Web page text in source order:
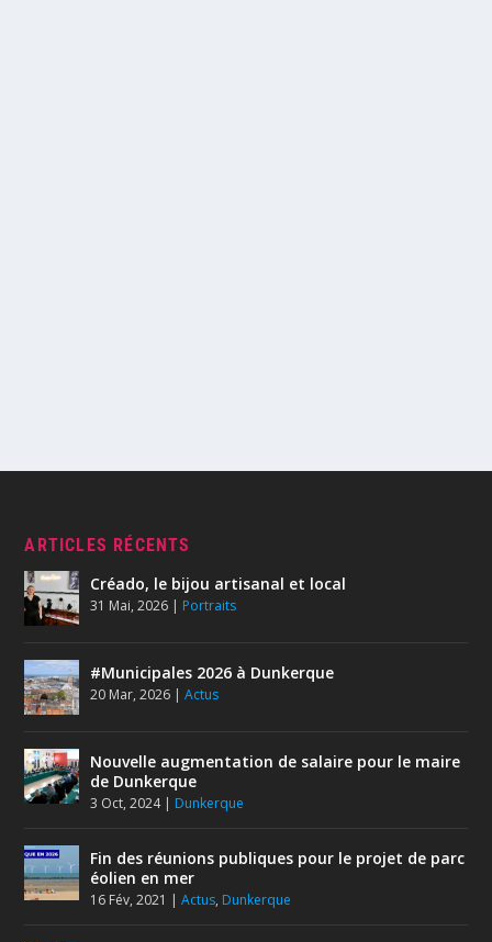
ARTICLES RÉCENTS
Créado, le bijou artisanal et local
31 Mai, 2026 | Portraits
#Municipales 2026 à Dunkerque
20 Mar, 2026 |Actus
Nouvelle augmentation de salaire pour le maire
de Dunkerque
3 Oct, 2024| Dunkerque
Fin des réunions publiques pour le projet de parc
éolien en mer
16 Fév, 2021 |Actus, Dunkerque